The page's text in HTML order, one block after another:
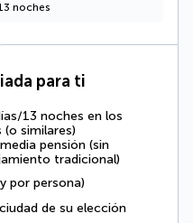
noches
para ti
13 noches en los
similares)
pensión (sin
tradicional)
por persona)
de su elección